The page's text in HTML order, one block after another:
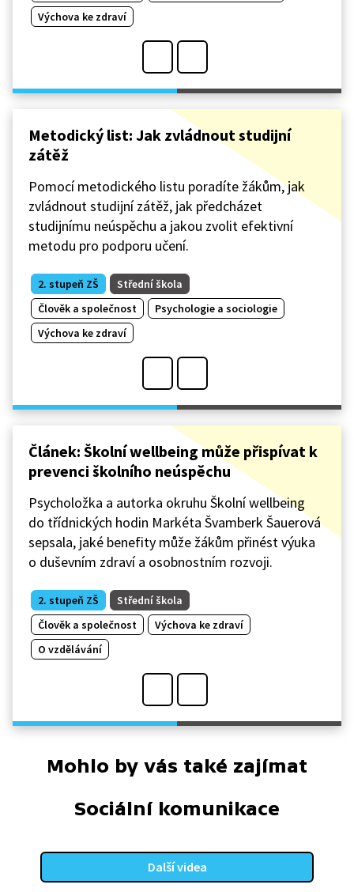
Výchova ke zdraví
Metodický list: Jak zvládnout studijní
zátěž
Pomocí metodického listu poradíte žákům, jak
zvládnout studijní zátěž, jak předcházet
studijnímu neúspěchu a jakou zvolit efektivní
metodu pro podporu učení.
2. stupeň ZŠ
Střední škola
Člověk a společnost
Psychologie a sociologie
Výchova ke zdraví
Článek: Školní wellbeing může přispívat k
prevenci školního neúspěchu
Psycholožka a autorka okruhu Školní wellbeing
do třídnických hodin Markéta Švamberk Šauerová
sepsala, jaké benefity může žákům přinést výuka
o duševním zdraví a osobnostním rozvoji.
2. stupeň ZŠ
Střední škola
Člověk a společnost
Výchova ke zdraví
O vzdělávání
Mohlo by vás také zajímat
Sociální komunikace
Další videa